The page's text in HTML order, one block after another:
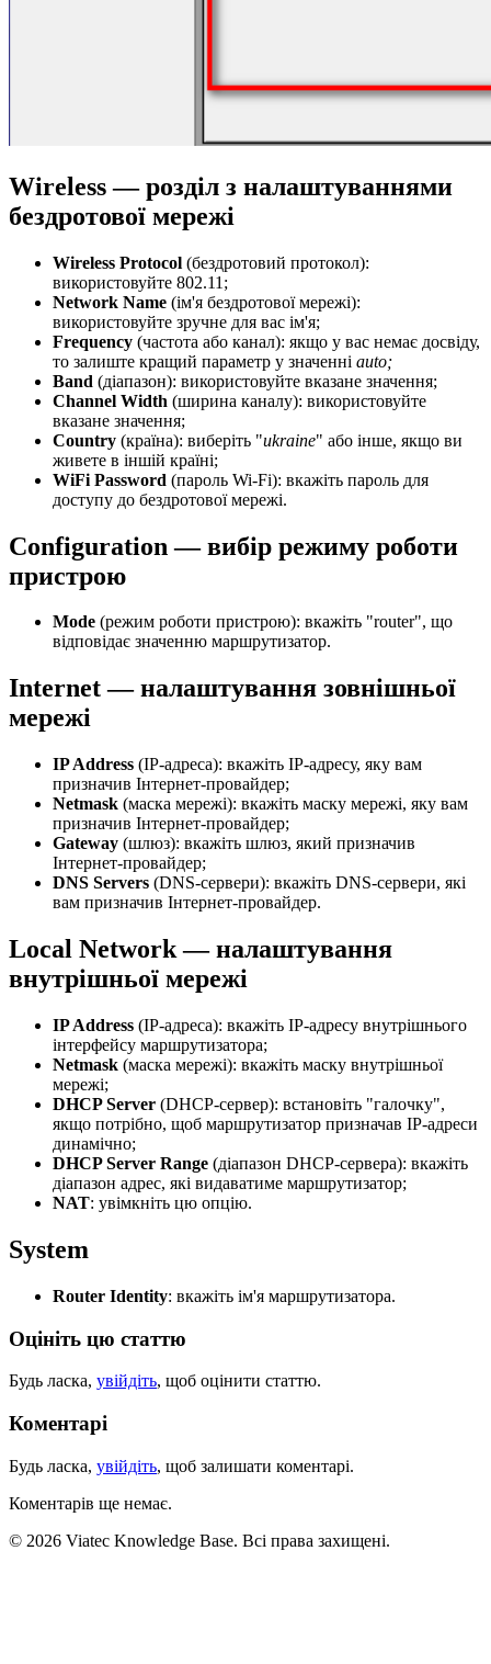
Wireless — розділ з налаштуваннями
бездротової мережі
Wireless Protocol (бездротовий протокол):
використовуйте 802.11;
Network Name (ім'я бездротової мережі):
використовуйте зручне для вас ім'я;
Frequency (частота або канал): якщо у вас немає досвіду,
то залиште кращий параметр у значенні auto;
Band (діапазон): використовуйте вказане значення;
Channel Width (ширина каналу): використовуйте
вказане значення;
Country (країна): виберіть "ukraine" або інше, якщо ви
живете в іншій країні;
WiFi Password (пароль Wi-Fi): вкажіть пароль для
доступу до бездротової мережі.
Configuration — вибір режиму роботи
пристрою
Mode (режим роботи пристрою): вкажіть "router", що
відповідає значенню маршрутизатор.
Internet — налаштування зовнішньої
мережі
IP Address (IP-адреса): вкажіть IP-адресу, яку вам
призначив Інтернет-провайдер;
Netmask (маска мережі): вкажіть маску мережі, яку вам
призначив Інтернет-провайдер;
Gateway (шлюз): вкажіть шлюз, який призначив
Інтернет-провайдер;
DNS Servers (DNS-сервери): вкажіть DNS-сервери, які
вам призначив Інтернет-провайдер.
Local Network — налаштування
внутрішньої мережі
IP Address (IP-адреса): вкажіть IP-адресу внутрішнього
інтерфейсу маршрутизатора;
Netmask (маска мережі): вкажіть маску внутрішньої
мережі;
DHCP Server (DHCP-сервер): встановіть "галочку",
якщо потрібно, щоб маршрутизатор призначав IP-адреси
динамічно;
DHCP Server Range (діапазон DHCP-сервера): вкажіть
діапазон адрес, які видаватиме маршрутизатор;
NAT: увімкніть цю опцію.
System
Router Identity: вкажіть ім'я маршрутизатора.
Оцініть цю статтю
Будь ласка, увійдіть, щоб оцінити статтю.
Коментарі
Будь ласка, увійдіть, щоб залишати коментарі.
Коментарів ще немає.
© 2026 Viatec Knowledge Base. Всі права захищені.